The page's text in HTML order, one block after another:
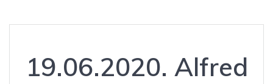
19.06.2020. Alfred